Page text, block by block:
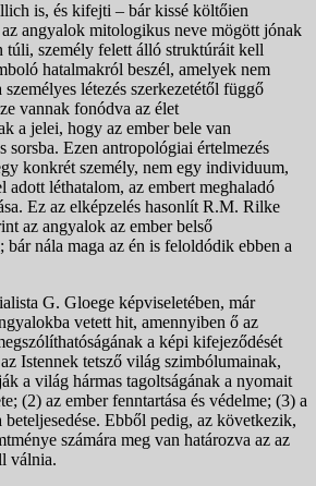
is, és kifejti – bár kissé költőien
angyalok mitologikus neve mögött jónak
túli, személy felett álló struktúráit kell
hatalmakról beszél, amelyek nem
létezés szerkezetétől függő
vannak fonódva az élet
a jelei, hogy az ember bele van
sorsba. Ezen antropológiai értelmezés
konkrét személy, nem egy individuum,
adott léthatalom, az embert meghaladó
Ez az elképzelés hasonlít R.M. Rilke
az angyalok az ember belső
bár nála maga az én is feloldódik ebben a
G. Gloege képviseletében, már
vetett hit, amennyiben ő az
a képi kifejeződését
Istennek tetsző világ szimbólumainak,
a világ hármas tagoltságának a nyomait
(2) az ember fenntartása és védelme; (3) a
Ebből pedig, az következik,
számára meg van határozva az az
válnia.